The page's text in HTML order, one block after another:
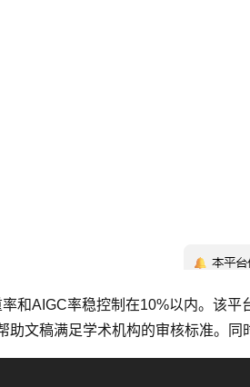
和AIGC率稳控制在10%以内。该
文稿满足学术机构的审核标准。同